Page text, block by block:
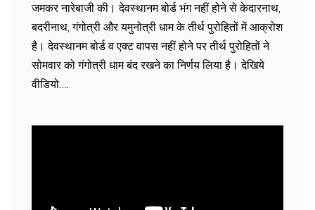
जमकर नारेबाजी की। देवस्थानम बोर्ड भंग नहीं होने से केदारनाथ,
बदरीनाथ, गंगोत्री और यमुनोत्री धाम के तीर्थ पुरोहितों में आक्रोश
है। देवस्थानम बोर्ड व एक्ट वापस नहीं होने पर तीर्थ पुरोहितों ने
सोमवार को गंगोत्री धाम बंद रखने का निर्णय लिया है। देखिये
वीडियो….